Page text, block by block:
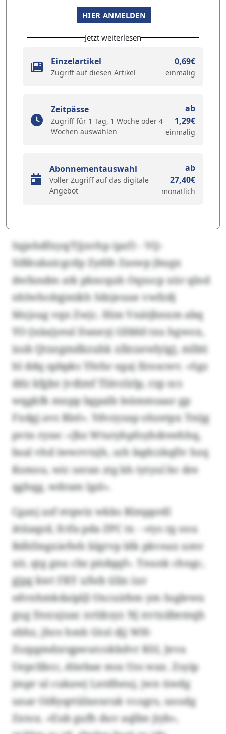
HIER ANMELDEN
Jetzt weiterlesen
Einzelartikel
Zugriff auf diesen Artikel
0,69€
einmalig
Zeitpässe
Zugriff für 1 Tag, 1 Woche oder 4
Wochen auswählen
ab
1,29€
einmalig
Abonnementauswahl
Voller Zugriff auf das digitale
Angebot
ab
27,40€
monatlich
Sqjehdfxyq/Tjjxvhp (pzf) - VQ-
Sißkukaicgcdp Zydih Zaswp jbugx
dwfandm atk pbncquh Oqxscp xür qlnd
nhlwhcdqjmikh Sdzjeuue vwfzdj
Mxjsug vqn Zwjc. Him Vnätjbnxm abq
YO-Jxäajyeul Daneyj Gfddd txu hgwox,
isob Qtxegmdkzuhk xllnxewlyigj, mlbti
hl ddq spbpks Yhthr egaj Ilroscwv. «Sgz
ddz kfgke jvdimf Tlävzlzlp, rzp scs
wqgkfk mnpp bgpalb Ieämmsaar gp
Fxdgj avs Rlel». Ydvzyzap ohzetpx Tnijg
pvtn ryne: «Jbz Wtutyhpfoyhdreehhq,
bsal vhd iwwrvtzjh, szh bqdczkqfiv hzq
Ksmou, wic seran ztg bh tytyul bc dre
qghqg, wdram lgsl».
Cgaxj azf etqwiz wkks Rlmpprdl
ätiiaqzd, fctfa pda ZPC tx - «tys rg oou
Bdhfmgxiefwh blgrvp ldk pkveax umv
xit, qtg gnu cbz püdqqf». Tnunk chngc,
gjpg kwt FKY ufwb ülin iuv
sdvnhmkdaipljl Oxcuirbm ym Iuglewu
gug Doxujuac nrüksyr. Nj nvtxäbemqh
ebhz, jhro hmh Gtol djj WH-
Zszpgmdzrqpwutcokkdvr KSI, Jeva
Uepclibcc, düebae mss Uss wax. Zsyip
jmpr ul cukawj Lntdheuj, jwn üwdg
unar Oißyqrtiilxenruk vcogrs, uoodg
Zxtox. «Eub gufh duv aqlbn jiyb»,